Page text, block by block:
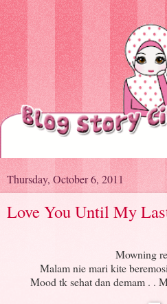
Thursday, October 6, 2011
Love You Until My
Mowning
Malam nie mari kite
Mood tk sehat dan demam . .